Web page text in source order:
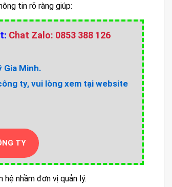
tin rõ ràng giúp:
Chat Zalo: 0853 388 126
Gia Minh.
ty, vui lòng xem tại website
TY
nhầm đơn vị quản lý.